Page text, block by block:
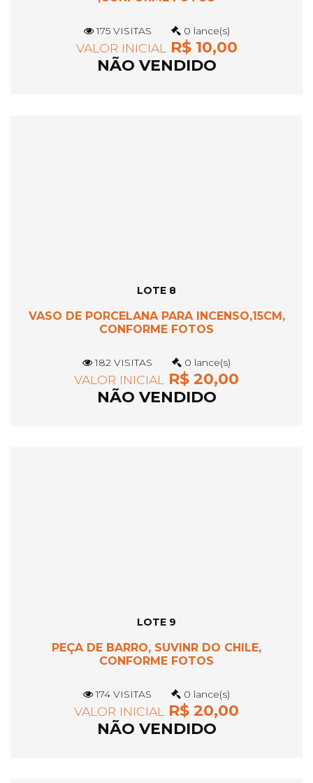
175 VISITAS 0 lance(s)
VALOR INICIAL R$ 10,00
NÃO VENDIDO
LOTE 8
VASO DE PORCELANA PARA INCENSO,15CM,
CONFORME FOTOS
182 VISITAS 0 lance(s)
VALOR INICIAL
R$ 20,00
NÃO VENDIDO
LOTE 9
PEÇA DE BARRO, SUVINR DO CHILE,
CONFORME FOTOS
174 VISITAS 0 lance(s)
VALOR INICIAL
R$ 20,00
NÃO VENDIDO